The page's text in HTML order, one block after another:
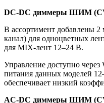
DC-DC диммеры ШИМ
В ассортимент добавлены 2
канал) для одноцветных
для MIX-лент 12–24 В.
Управление доступно
питания данных моделей
обеспечивает низкий
AC-DC диммеры ШИМ